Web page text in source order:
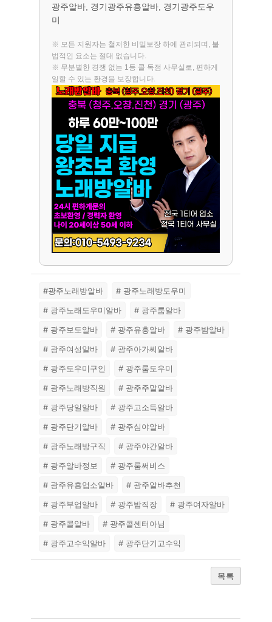
광주알바, 경기광주유흥알바, 경기광주도우
미
※ 모든 지원자는 철저한 비밀보장 하에 관리되며, 불
법적인 요소는 절대 없습니다.
※ 무분별한 경쟁 없는 1등 콜 독점 사무실로, 편하게
일할 수 있는 환경을 보장합니다.
#광주노래방알바
# 광주노래방도우미
# 광주노래도우미알바
# 광주룸알바
# 광주보도알바
# 광주유흥알바
# 광주밤알바
# 광주여성알바
# 광주아가씨알바
# 광주도우미구인
# 광주룸도우미
# 광주노래방직원
# 광주주말알바
# 광주당일알바
# 광주고소득알바
# 광주단기알바
# 광주심야알바
# 광주노래방구직
# 광주야간알바
# 광주알바정보
# 광주룸써비스
# 광주유흥업소알바
# 광주알바추천
# 광주부업알바
# 광주밤직장
# 광주여자알바
# 광주콜알바
# 광주콜센터아님
# 광주고수익알바
# 광주단기고수익
목록